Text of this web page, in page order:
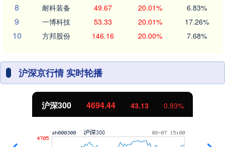
8 耐科装备 49.67 20.01% 6.83%
9 一博科技 53.33 20.01% 17.26%
10 方邦股份 146.16 20.00% 7.68%
沪深京行情 实时轮播
沪深300 4694.44 43.13 0.93%